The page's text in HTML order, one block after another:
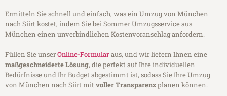
Ermitteln Sie schnell und einfach, was ein Umzug von München
nach Siirt kostet, indem Sie bei Sommer Umzugsservice aus
München einen unverbindlichen Kostenvoranschlag anfordern.
Füllen Sie unserOnline-Formularaus, und wir liefern Ihnen eine
maßgeschneiderte Lösung, die perfekt auf Ihre individuellen
Bedürfnisse und Ihr Budget abgestimmt ist, sodass Sie Ihre Umzug
von München nach Siirt mitvoller Transparenzplanen können.